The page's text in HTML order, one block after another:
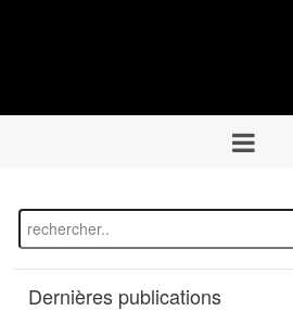
Dernières publications